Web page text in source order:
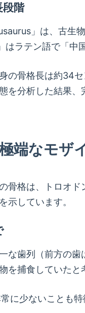
段階
」は、古生
ラテン語で「中
の骨格長は約34
を分析した結果
端なモザ
骨格は、トロオ
示しています。
な歯列（前方の
を捕食していたと
に少ないことも